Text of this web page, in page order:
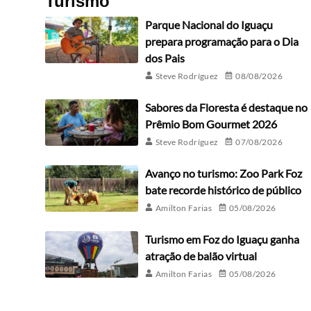
Parque Nacional do Iguaçu
prepara programação para o Dia
dos Pais
Steve Rodríguez 08/08/2026
Sabores da Floresta é destaque no
Prêmio Bom Gourmet 2026
Steve Rodríguez 07/08/2026
Avanço no turismo: Zoo Park Foz
bate recorde histórico de público
Amilton Farias 05/08/2026
Turismo em Foz do Iguaçu ganha
atração de balão virtual
Amilton Farias 05/08/2026